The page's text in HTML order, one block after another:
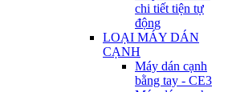
chi tiết tiện tự
động
LOẠI MÁY DÁN
CẠNH
Máy dán cạnh
bằng tay - CE3